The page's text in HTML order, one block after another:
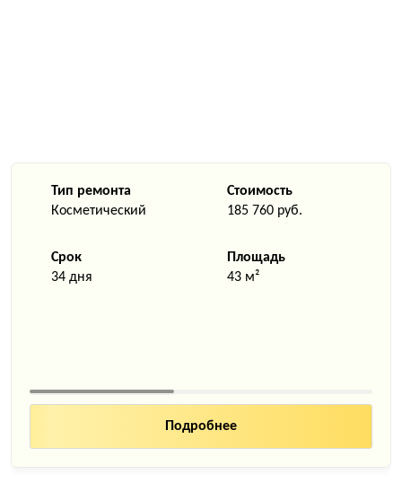
Тип ремонта
Косметический
Стоимость
185 760 руб.
Срок
34 дня
Площадь
43 м²
Подробнее